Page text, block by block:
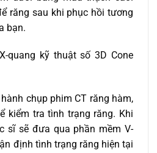
răng sau khi phục hồi tương
bạn.
quang kỹ thuật số 3D Cone
chụp phim CT răng hàm,
kiểm tra tình trạng răng. Khi
sĩ sẽ đưa qua phần mềm V-
định tình trạng răng hiện tại